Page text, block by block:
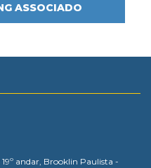
ASSOCIADO
andar, Brooklin Paulista -